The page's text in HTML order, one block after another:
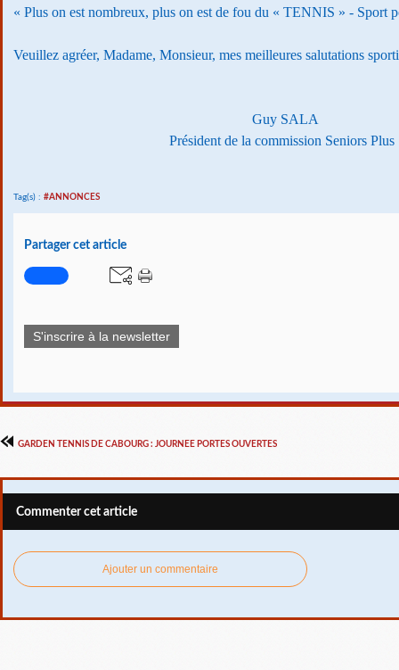
« Plus on est nombreux, plus on est de fou du « TENNIS » - Sport
Veuillez agréer, Madame, Monsieur, mes meilleures salutations
Guy SALA
Président de la commission Seniors Plus
Tag(s) : #ANNONCES
Partager cet article
S'inscrire à la newsletter
GARDEN TENNIS DE CABOURG : JOURNEE PORTES OUVERTES
Commenter cet article
Ajouter un commentaire